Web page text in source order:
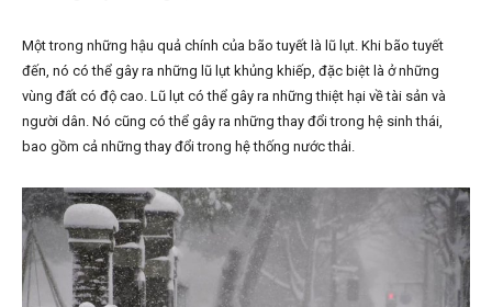
Một trong những hậu quả chính của bão tuyết là lũ lụt. Khi bão tuyết
đến, nó có thể gây ra những lũ lụt khủng khiếp, đặc biệt là ở những
vùng đất có độ cao. Lũ lụt có thể gây ra những thiệt hại về tài sản và
người dân. Nó cũng có thể gây ra những thay đổi trong hệ sinh thái,
bao gồm cả những thay đổi trong hệ thống nước thải.